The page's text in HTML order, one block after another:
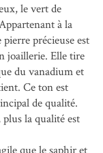
le vert de
à la
précieuse est
joaillerie. Elle tire
du vanadium et
Ce ton est
de qualité.
la qualité est
que le saphir et